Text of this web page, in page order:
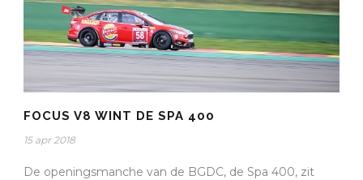
FOCUS V8 WINT DE SPA 400
15 apr 2018
De openingsmanche van de BGDC, de Spa 400, zit